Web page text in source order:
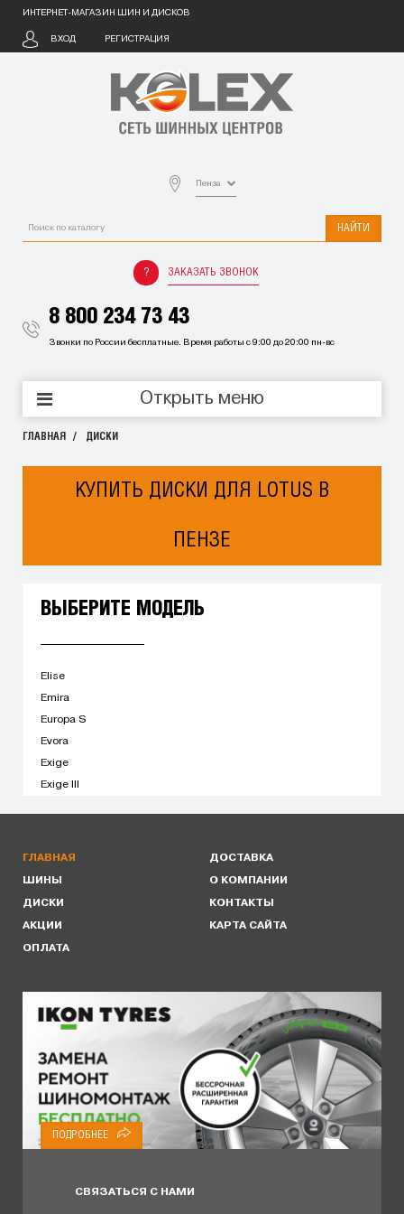
ИНТЕРНЕТ-МАГАЗИН ШИН И ДИСКОВ
ВХОД РЕГИСТРАЦИЯ
Пенза
НАЙТИ
ЗАКАЗАТЬ ЗВОНОК
8 800 234 73 43
Звонки по России бесплатные. Время работы с 9:00 до 20:00 пн-вс
Открыть меню
ГЛАВНАЯ ДИСКИ
КУПИТЬ ДИСКИ ДЛЯ LOTUS В
ПЕНЗЕ
ВЫБЕРИТЕ МОДЕЛЬ
Elise
Emira
Europa S
Evora
Exige
Exige III
ГЛАВНАЯ
ШИНЫ
ДИСКИ
АКЦИИ
ОПЛАТА
ДОСТАВКА
О КОМПАНИИ
КОНТАКТЫ
КАРТА САЙТА
ПОДРОБНЕЕ
СВЯЗАТЬСЯ С НАМИ